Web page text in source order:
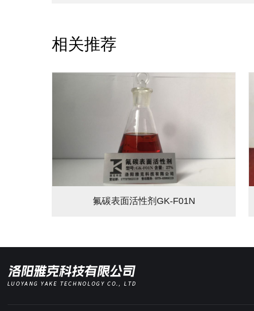
相关推荐
氟碳表面活性剂GK-F01N